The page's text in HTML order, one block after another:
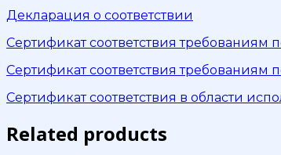
Декларация о соответствии
Сертификат соответствия требованиям
Сертификат соответствия требованиям
Сертификат соответствия в области
Related products